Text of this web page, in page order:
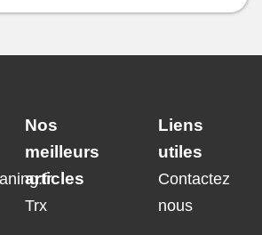
Nos
meilleurs
articles
Trx
Liens
utiles
Contactez
nous